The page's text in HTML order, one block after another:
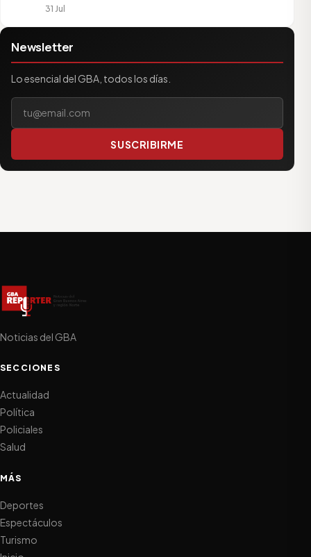
31 Jul
Newsletter
Lo esencial del GBA, todos los días.
Tu correo electrónico
SUSCRIBIRME
Noticias del GBA
SECCIONES
Actualidad
Política
Policiales
Salud
MÁS
Deportes
Espectáculos
Turismo